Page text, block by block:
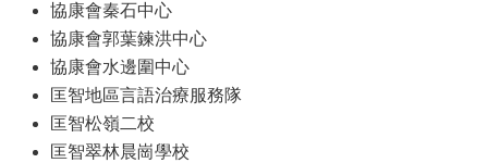
協康會秦石中心
協康會郭葉鍊洪中心
協康會水邊圍中心
匡智地區言語治療服務隊
匡智松嶺二校
匡智翠林晨崗學校